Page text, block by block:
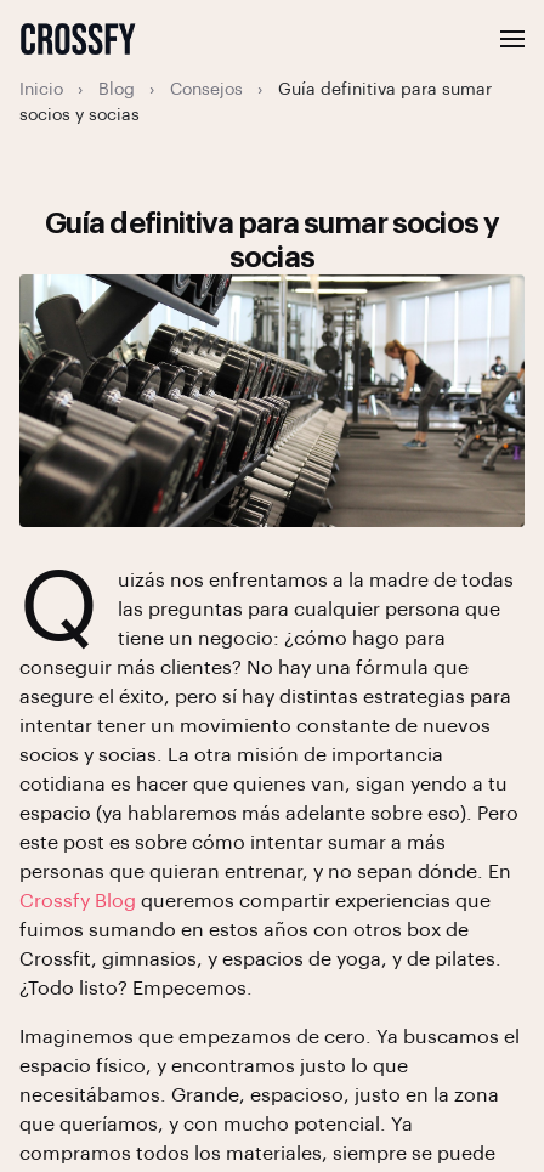
Inicio › Blog › Consejos ›
Guía definitiva para sumar
socios y socias
Guía definitiva para sumar socios y
socias
Q
uizás nos enfrentamos a la madre de todas
las preguntas para cualquier persona que
tiene un negocio: ¿cómo hago para
conseguir más clientes? No hay una fórmula que
asegure el éxito, pero sí hay distintas estrategias para
intentar tener un movimiento constante de nuevos
socios y socias. La otra misión de importancia
cotidiana es hacer que quienes van, sigan yendo a tu
espacio (ya hablaremos más adelante sobre eso). Pero
este post es sobre cómo intentar sumar a más
personas que quieran entrenar, y no sepan dónde. En
Crossfy Blog queremos compartir experiencias que
fuimos sumando en estos años con otros box de
Crossfit, gimnasios, y espacios de yoga, y de pilates.
¿Todo listo? Empecemos.
Imaginemos que empezamos de cero. Ya buscamos el
espacio físico, y encontramos justo lo que
necesitábamos. Grande, espacioso, justo en la zona
que queríamos, y con mucho potencial. Ya
compramos todos los materiales, siempre se puede